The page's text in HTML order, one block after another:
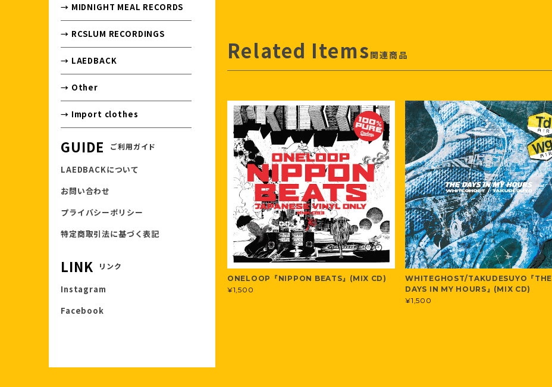
Related Items 関連商品
ONELOOP『NIPPON BEATS』(MIX CD)
¥1,500
WHITEGHOST/TAKUDESUYO『THE
DAYS IN MY HOURS』(MIX CD)
¥1,500
→ MIDNIGHT MEAL RECORDS
→ RCSLUM RECORDINGS
→ LAEDBACK
→ Other
→ Import clothes
GUIDE ご利用ガイド
LAEDBACKについて
お問い合わせ
プライバシーポリシー
特定商取引法に基づく表記
LINK リンク
Instagram
Facebook